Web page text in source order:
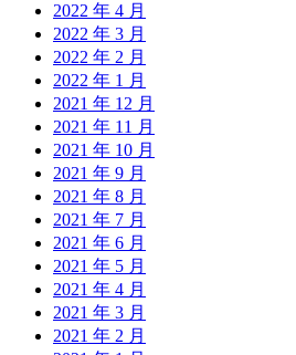
2022 年 4 月
2022 年 3 月
2022 年 2 月
2022 年 1 月
2021 年 12 月
2021 年 11 月
2021 年 10 月
2021 年 9 月
2021 年 8 月
2021 年 7 月
2021 年 6 月
2021 年 5 月
2021 年 4 月
2021 年 3 月
2021 年 2 月